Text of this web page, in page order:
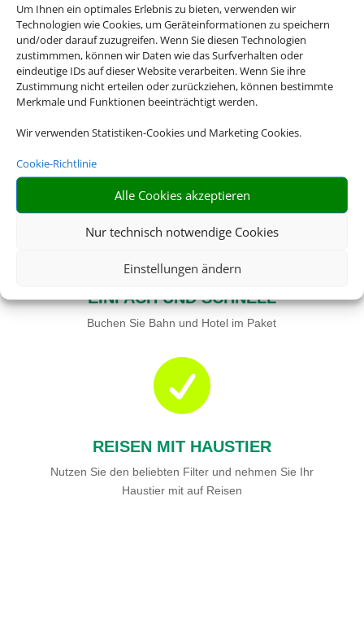
Um Ihnen ein optimales Erlebnis zu bieten, verwenden wir
Technologien wie Cookies, um Geräteinformationen zu speichern
und/oder darauf zuzugreifen. Wenn Sie diesen Technologien
zustimmmen, können wir Daten wie das Surfverhalten oder
eindeutige IDs auf dieser Website verarbeiten. Wenn Sie ihre
Zustimmung nicht erteilen oder zurückziehen, können bestimmte
Merkmale und Funktionen beeinträchtigt werden.
Wir verwenden Statistiken-Cookies und Marketing Cookies.
Cookie-Richtlinie
Alle Cookies akzeptieren
Nur technisch notwendige Cookies
Einstellungen ändern

RIESIGE AUSWAHL
europaweit

EINFACH UND SCHNELL
Buchen Sie Bahn und Hotel im Paket

REISEN MIT HAUSTIER
Nutzen Sie den beliebten Filter und nehmen Sie Ihr
Haustier mit auf Reisen